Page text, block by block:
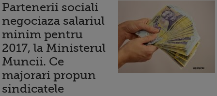
Partenerii sociali
negociaza salariul
minim pentru
2017, la Ministerul
Muncii. Ce
majorari propun
sindicatele